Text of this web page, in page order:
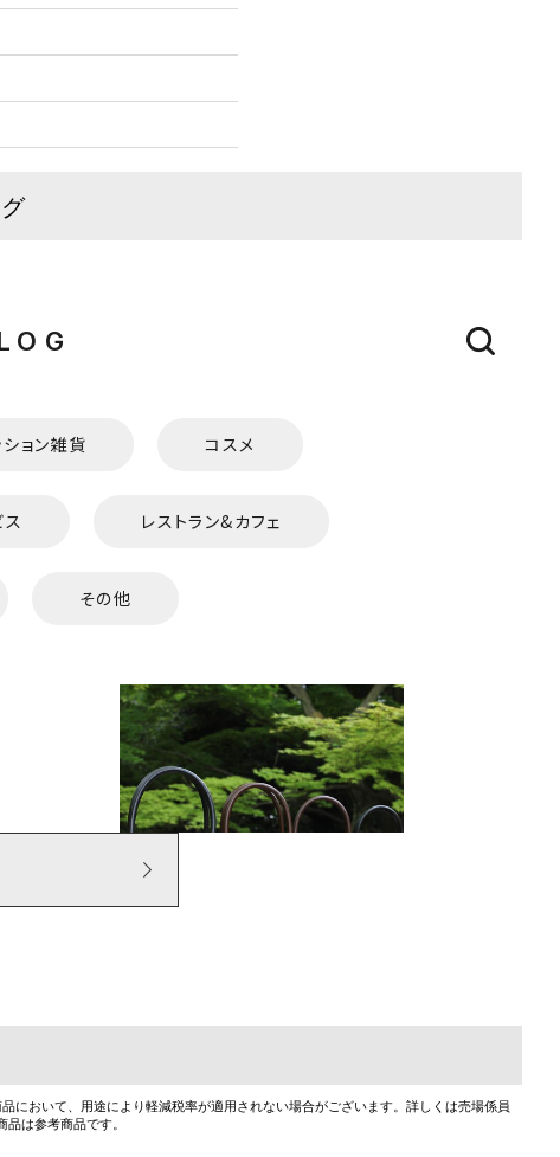
おいて、用途により軽減税率が適用されない場合がございます。詳しくは売場係員
は参考商品です。